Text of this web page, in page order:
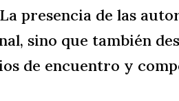
presencia de las
sino que también
de encuentro y